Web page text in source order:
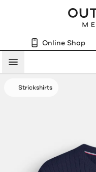
Online Shop
Menü
Strickshirts